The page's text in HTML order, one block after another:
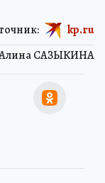
САЗЫКИНА
kp.ru